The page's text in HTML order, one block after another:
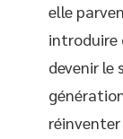
elle
introduire
devenir le
réinventer